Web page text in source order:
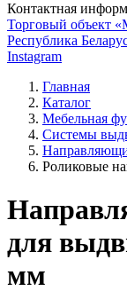
Контактная
Торговый объект
Республика
Instagram
Главная
Каталог
Мебельная
Системы
Роликовые
для
мм